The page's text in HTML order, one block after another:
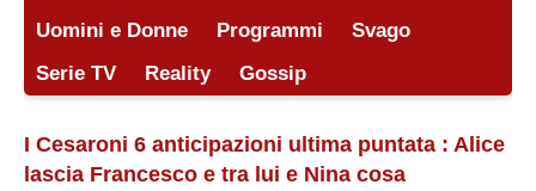
Uomini e Donne
Programmi
Svago
Serie TV
Reality Gossip
I Cesaroni 6 anticipazioni ultima puntata : Alice
lascia Francesco e tra lui e Nina cosa